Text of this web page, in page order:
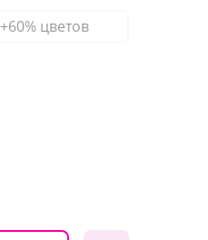
+60% цветов